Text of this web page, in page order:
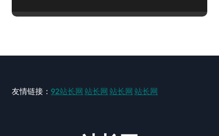
友情链接： 92站长网 站长网 站长网 站长网